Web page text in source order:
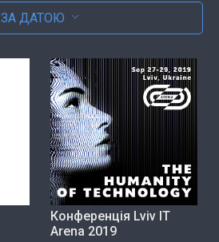
ЗА ДАТОЮ
Конференція Lviv IT
Arena 2019